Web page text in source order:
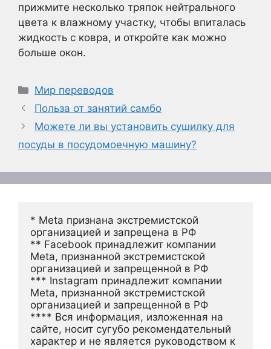
прижмите несколько тряпок нейтрального
цвета к влажному участку, чтобы впиталась
жидкость с ковра, и откройте как можно
больше окон.
Рубрики
Мир переводов
Польза от занятий самбо
Можете ли вы установить сушилку для
посуды в посудомоечную машину?
* Meta признана экстремистской
организацией и запрещена в РФ
** Facebook принадлежит компании
Meta, признанной экстремистской
организацией и запрещенной в РФ
*** Instagram принадлежит компании
Meta, признанной экстремистской
организацией и запрещенной в РФ
**** Вся информация, изложенная на
сайте, носит сугубо рекомендательный
характер и не является руководством к